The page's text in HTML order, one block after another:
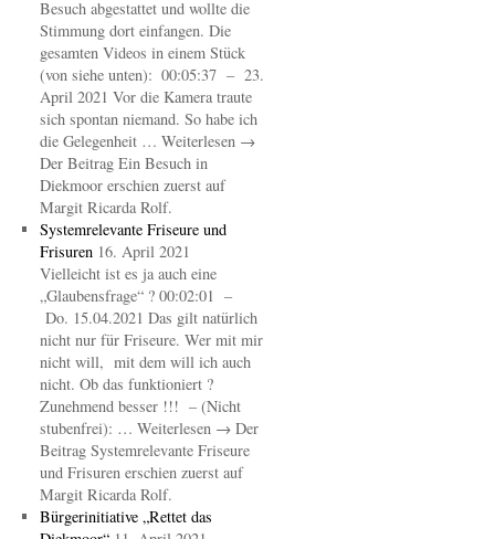
Besuch abgestattet und wollte die
Stimmung dort einfangen. Die
gesamten Videos in einem Stück
(von siehe unten): 00:05:37 – 23.
April 2021 Vor die Kamera traute
sich spontan niemand. So habe ich
die Gelegenheit … Weiterlesen →
Der Beitrag Ein Besuch in
Diekmoor erschien zuerst auf
Margit Ricarda Rolf.
Systemrelevante Friseure und
Frisuren 16. April 2021
Vielleicht ist es ja auch eine
„Glaubensfrage“ ? 00:02:01 –
Do. 15.04.2021 Das gilt natürlich
nicht nur für Friseure. Wer mit mir
nicht will, mit dem will ich auch
nicht. Ob das funktioniert ?
Zunehmend besser !!! – (Nicht
stubenfrei): … Weiterlesen → Der
Beitrag Systemrelevante Friseure
und Frisuren erschien zuerst auf
Margit Ricarda Rolf.
Bürgerinitiative „Rettet das